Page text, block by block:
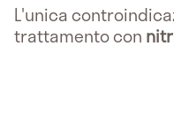
L'unica
trattamento con